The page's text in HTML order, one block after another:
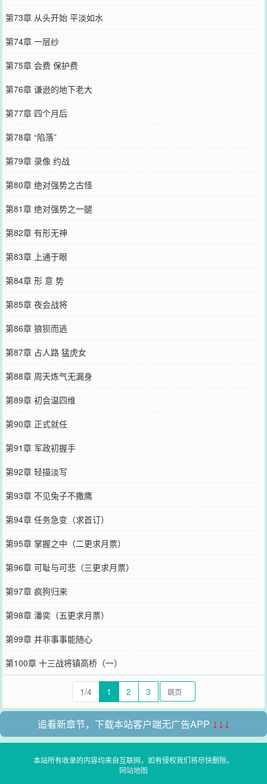
第73章 从头开始 平淡如水
第74章 一层纱
第75章 会费 保护费
第76章 谦逊的地下老大
第77章 四个月后
第78章 “陷落”
第79章 录像 约战
第80章 绝对强势之古怪
第81章 绝对强势之一腿
第82章 有形无神
第83章 上通于眼
第84章 形 意 势
第85章 夜会战将
第86章 狼狈而逃
第87章 占人路 猛虎女
第88章 周天炼气无漏身
第89章 初会温四维
第90章 正式就任
第91章 军政初握手
第92章 轻描淡写
第93章 不见兔子不撒鹰
第94章 任务急变（求首订）
第95章 掌握之中（二更求月票）
第96章 可耻与可悲（三更求月票）
第97章 疯狗归来
第98章 潘奕（五更求月票）
第99章 并非事事能随心
第100章 十三战将镇高桥（一）
1/4 1 2 3
追看新章节，下载本站客户端无广告APP ↓↓↓
本站所有收录的内容均来自互联网，如有侵权我们将尽快删除。
网站地图